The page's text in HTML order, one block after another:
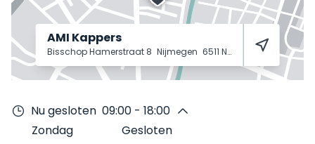
AMI Kappers
Bisschop Hamerstraat 8 Nijmegen 6511 NB
Nu gesloten 09:00 - 18:00
Zondag
Gesloten